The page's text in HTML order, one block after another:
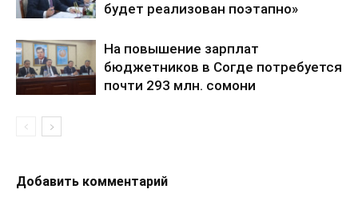
будет реализован поэтапно»
На повышение зарплат
бюджетников в Согде потребуется
почти 293 млн. сомони
Добавить комментарий